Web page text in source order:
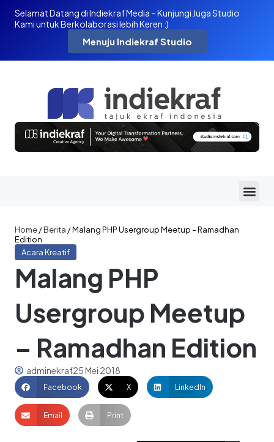
Selamat Datang di Indiekraf Media – Kunjungi Juga Studio
Kami untuk Berkolaborasi lebih Keren :)
Menuju Indiekraf Studio
Home/Berita /Malang PHP Usergroup Meetup – Ramadhan
Edition
Acara Kreatif
Malang PHP
Usergroup Meetup
– Ramadhan Edition
adminekraf25 Mei 2018
Facebook X LinkedIn
Email Print